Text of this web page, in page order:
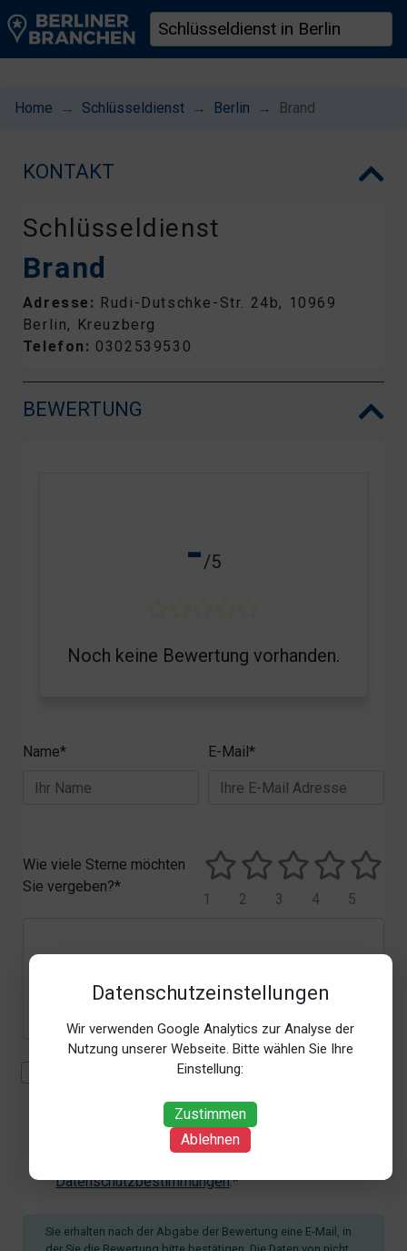
Datenschutzeinstellungen
Wir verwenden Google Analytics zur Analyse der
Nutzung unserer Webseite. Bitte wählen Sie Ihre
Einstellung:
Zustimmen
Ablehnen
Home Schlüsseldienst Berlin Brand
KONTAKT
Schlüsseldienst
Brand
Adresse: Rudi-Dutschke-Str. 24b, 10969
Berlin, Kreuzberg
Telefon: 0302539530
BEWERTUNG
-/5
Noch keine Bewertung vorhanden.
Name* E-Mail*
Wie viele Sterne möchten
Sie vergeben?*
5
4
3
2
1
Mit der Erhebung, Verarbeitung und Nutzung meiner
Uhrzeit der Bewertungsabgabe, Referrer-URL) zum
Zweck der Bewertung erkläre ich mich
Datenschutzbestimmungen.*
Sie erhalten nach der Abgabe der Bewertung eine E-Mail, in